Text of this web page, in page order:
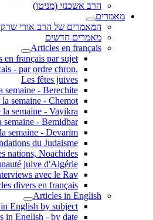
הרב אשכנזי (מניטו)
מאמרים
המאמרים של הרב אורי
מאמרים חדשים
Articles en français
en français par sujet
.Articles en français - par ordre chron
Les fêtes juives
semaine - Berechite
semaine - Chemot
la semaine - Vayikra
semaine - Bemidbar
semaine - Devarim
du Judaisme
nations, Noachides
juive d'Algérie
avec le Rav
divers en français
Articles in English
English by subject
in English - by date